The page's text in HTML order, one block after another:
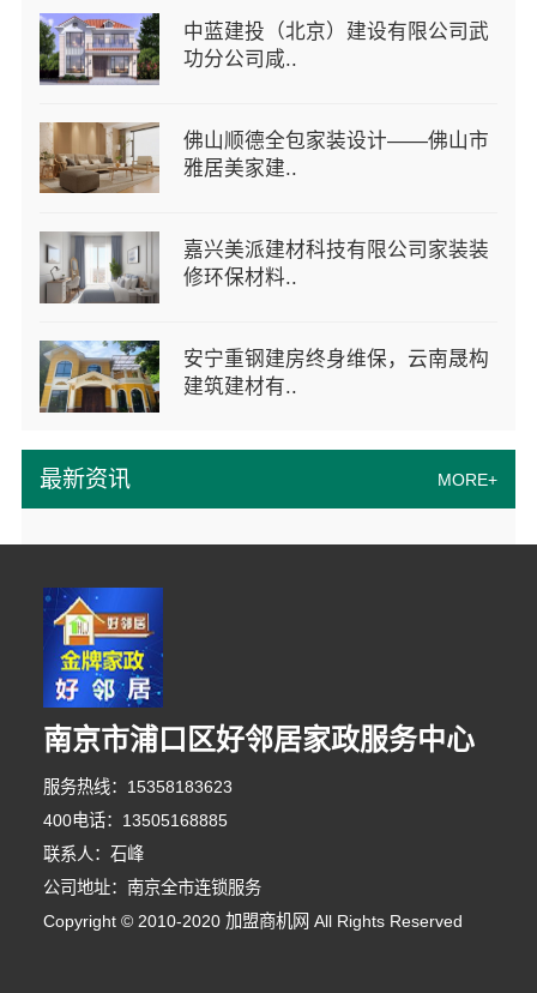
最新资讯 MORE+
中蓝建投（北京）建设有限公司武
功分公司咸..
佛山顺德全包家装设计——佛山市
雅居美家建..
嘉兴美派建材科技有限公司家装装
修环保材料..
安宁重钢建房终身维保，云南晟构
建筑建材有..
南京市浦口区好邻居家政服务中心
服务热线：15358183623
400电话：13505168885
联系人：石峰
公司地址：南京全市连锁服务
Copyright © 2010-2020 加盟商机网 All Rights Reserved